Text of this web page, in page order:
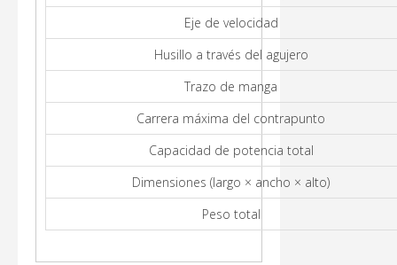
Eje de velocidad
Husillo a través del agujero
Trazo de manga
Carrera máxima del contrapunto
Capacidad de potencia total
Dimensiones (largo × ancho × alto)
Peso total